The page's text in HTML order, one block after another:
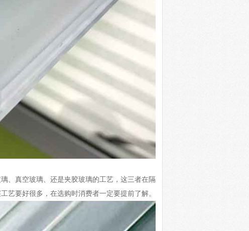
、真空玻璃、还是夹胶玻璃的工艺，这三者在隔
艺要好很多，在选购时消费者一定要提前了解。